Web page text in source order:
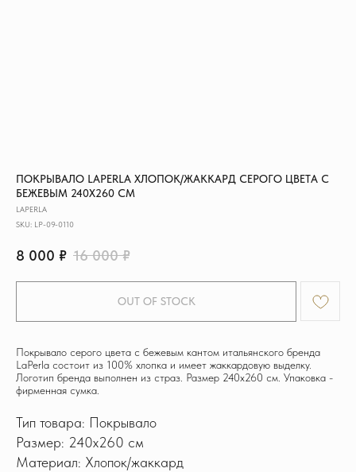
ПОКРЫВАЛО LAPERLA ХЛОПОК/ЖАККАРД СЕРОГО ЦВЕТА С
БЕЖЕВЫМ 240Х260 СМ
LAPERLA
SKU: LP-09-0110
8 000 ₽ 16 000 ₽
OUT OF STOCK
Покрывало серого цвета с бежевым кантом итальянского бренда
LaPerla состоит из 100% хлопка и имеет жаккардовую выделку.
Логотип бренда выполнен из страз. Размер 240х260 см. Упаковка -
фирменная сумка.
Тип товара: Покрывало
Размер: 240х260 см
Материал: Хлопок/жаккард